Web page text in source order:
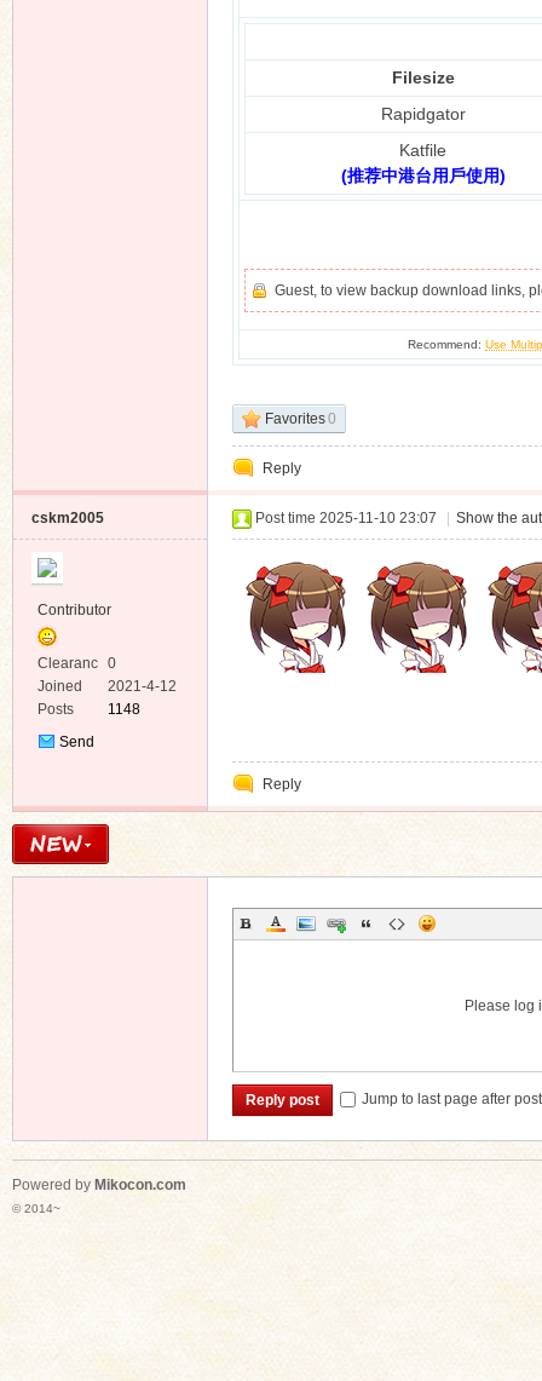
Filesize
Rapidgator
Katfile
(推荐中港台用戶使用)
Guest, to view backup download links,
Recommend:Use
Favorites0
Reply
cskm2005
Contributor
Clearanc
e
0
Joined
2021-4-12
Posts
1148
Send
Post time 2025-11-10 23:07 Show the
Reply
Please log
Reply post Jump to last page after
Powered by Mikocon.com
© 2014~